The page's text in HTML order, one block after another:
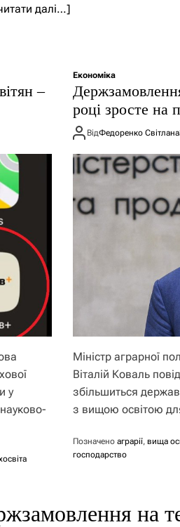
далі…]
–
у
Економіка
році зросте на
ВідФедоренко Світлана
Міністр аграрної
Віталій Коваль
збільшиться
з вищою освітою
Позначеноаграрії,вища
господарство
на